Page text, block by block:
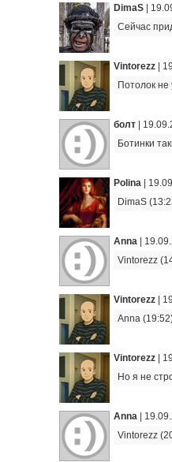
DimaS
Сейчас
Vintorezz
Потолок не
болт
Ботинки
Polina
DimaS
Anna
Vintorezz
Vintorezz
Anna
Vintorezz
Но я не
Anna
Vintorezz